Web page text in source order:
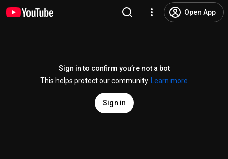
Open App
Sign in to confirm you’re not a bot
This helps protect our community.
Learn more
Sign in